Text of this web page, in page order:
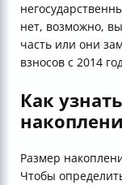
нет, возможно,
часть или они
взносов с 2014
Как
Размер
Чтобы